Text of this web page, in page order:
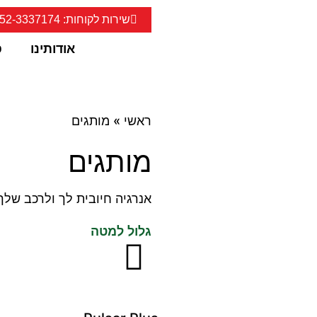
שירות לקוחות: 052-3337174
אודותינו
ראשי » מותגים
מותגים
אנרגיה חיובית לך ולרכב
גלול למטה